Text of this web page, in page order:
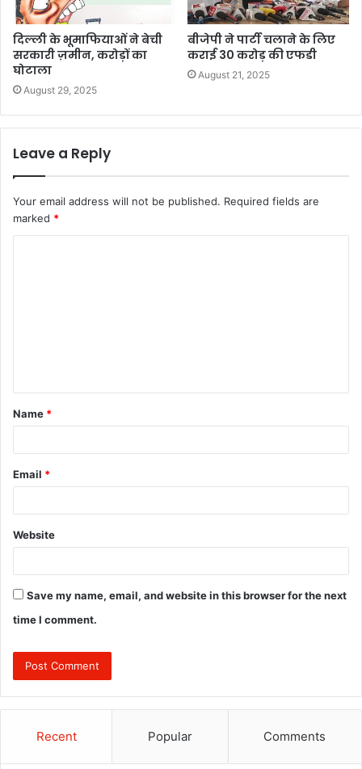
दिल्ली के भूमाफियाओं ने बेची
सरकारी ज़मीन, करोड़ों का
घोटाला
August 29, 2025
बीजेपी ने पार्टी चलाने के लिए
कराई 30 करोड़ की एफडी
August 21, 2025
Leave a Reply
Your email address will not be published. Required fields are
marked *
t
*
Name *
Email *
Website
Save my name, email, and website in this browser for the next
time I comment.
Recent Popular Comments